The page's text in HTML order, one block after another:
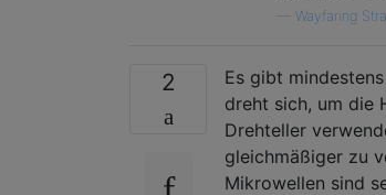
Wayfaring
2
Es gibt
dreht sich, um die
Drehteller
gleichmäßiger zu
Mikrowellen sind